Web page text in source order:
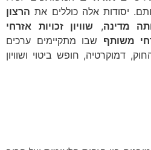
אלה כוללים את הרצון
,שוויון זכויות אזרחי
שבו מתקיימים ערכים
חופש ביטוי ושוויון